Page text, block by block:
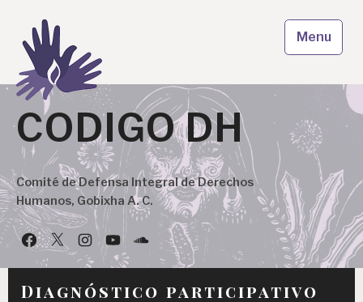
content
CODIGO DH
Comité de Defensa Integral de Derechos
Humanos, Gobixha A. C.
FacebookTwitterInstagramYouTubePodcast
Menu
Diagnóstico participativo